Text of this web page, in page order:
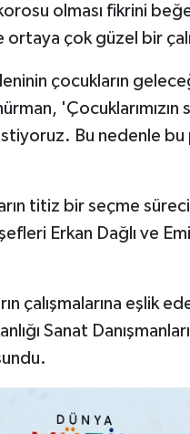
olması fikrini
çok güzel bir
çocukların
'Çocuklarımızın
Bu nedenle
titiz bir seçme
Erkan Dağlı ve
çalışmalarına eşlik
Sanat